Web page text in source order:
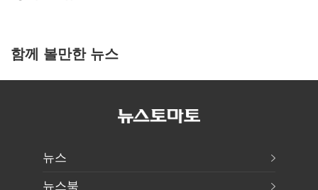
함께 볼만한 뉴스
뉴스
뉴스북